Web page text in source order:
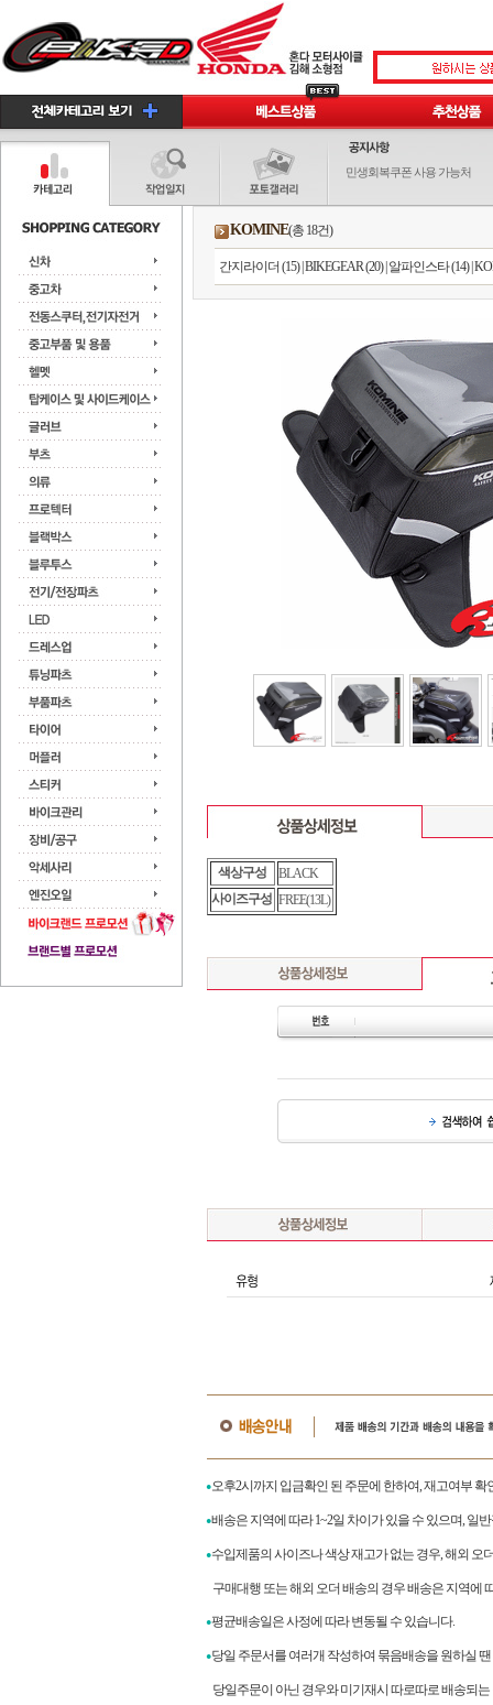
민생회복쿠폰 사용 가능처
KOMINE(총 18건)
간지라이더 (15)|BIKEGEAR (20)| 알파인스타 (14)|
색상구성
BLACK
사이즈구성 FREE(13L)
●오후2시까지 입금확인 된 주문에 한하여, 재고여부
●배송은 지역에 따라 1~2일 차이가 있을 수 있으며, 일
●수입제품의 사이즈나 색상 재고가 없는 경우, 해외 오
구매대행 또는 해외 오더 배송의 경우 배송은 지역에
●평균배송일은 사정에 따라 변동될 수 있습니다.
●당일 주문서를 여러개 작성하여 묶음배송을 원하실
당일주문이 아닌 경우와 미기재시 따로따로 배송되